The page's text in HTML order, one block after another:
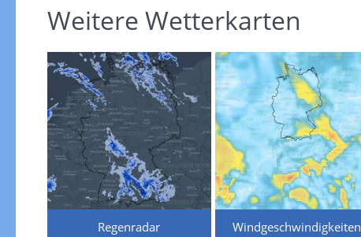
Weitere Wetterkarten
Regenradar Windgeschwindigkeiten